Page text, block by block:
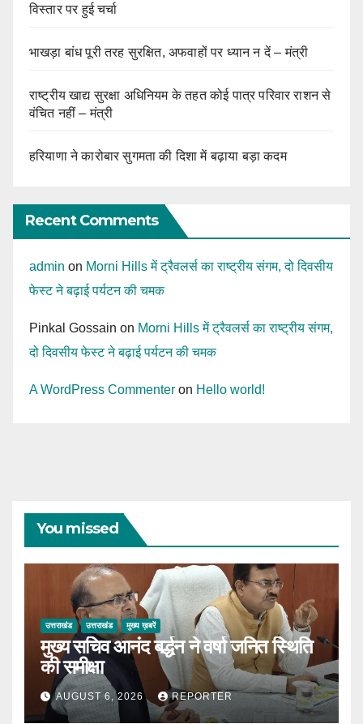
विस्तार पर हुई चर्चा
भाखड़ा बांध पूरी तरह सुरक्षित, अफवाहों पर ध्यान न दें – मंत्री
राष्ट्रीय खाद्य सुरक्षा अधिनियम के तहत कोई पात्र परिवार राशन से
वंचित नहीं – मंत्री
हरियाणा ने कारोबार सुगमता की दिशा में बढ़ाया बड़ा कदम
Recent Comments
admin on Morni Hills में ट्रैवलर्स का राष्ट्रीय संगम, दो दिवसीय
फेस्ट ने बढ़ाई पर्यटन की चमक
Pinkal Gossain on Morni Hills में ट्रैवलर्स का राष्ट्रीय संगम,
दो दिवसीय फेस्ट ने बढ़ाई पर्यटन की चमक
A WordPress Commenter on Hello world!
You missed
उत्तराखंड उत्तराखंड मुख्य ख़बरें
मुख्य सचिव आनंद बर्द्धन ने वर्षा जनित स्थिति
की समीक्षा
AUGUST 6, 2026 REPORTER